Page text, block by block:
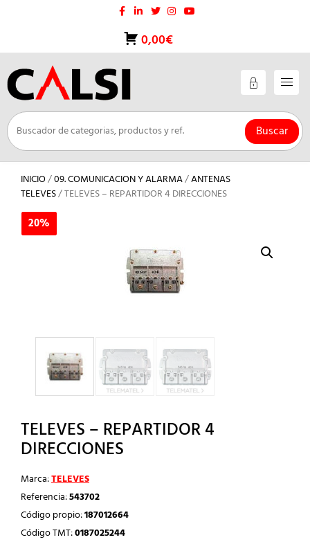
0,00€
Buscar
INICIO/09. COMUNICACION Y ALARMA/ANTENAS
TELEVES/ TELEVES – REPARTIDOR 4 DIRECCIONES
20%
TELEVES – REPARTIDOR 4
DIRECCIONES
Marca:TELEVES
Referencia:543702
Código propio:187012664
Código TMT:0187025244
20%